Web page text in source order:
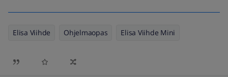
Elisa Viihde Ohjelmaopas Elisa Viihde Mini